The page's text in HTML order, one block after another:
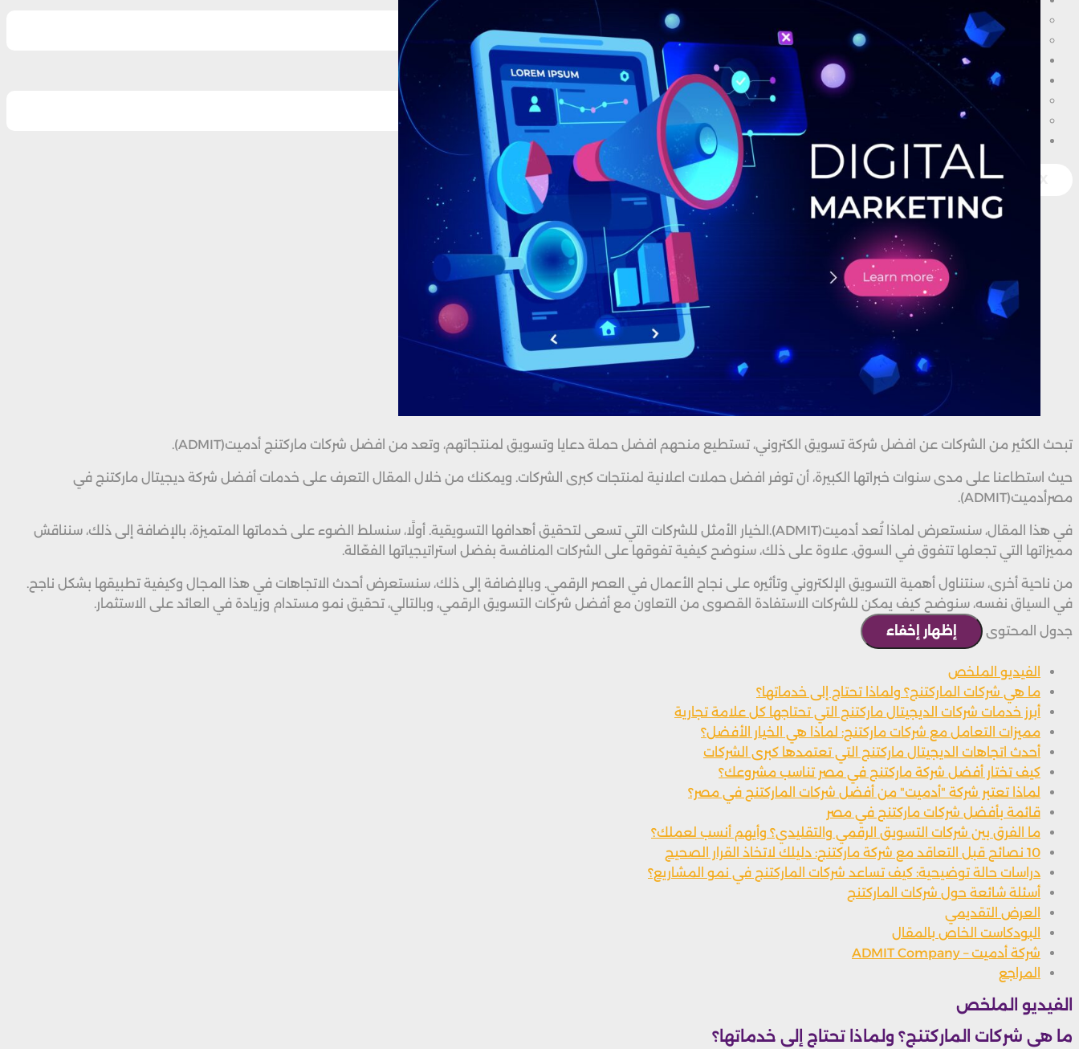
قصص النجاح
أعمالنا
فروعنا
مكتب المهندس ميدان الجيزة
مكتب المهندس مدينة طوخ
تواصل معنا
تبحث الكثير من الشركات عن افضل شركة تسويق الكتروني، تستطيع منحهم افضل حملة دعايا وتسويق لمنتجاتهم، وتعد من افضل شركات ماركتنج أدميت(ADMIT).
حيث استطاعنا على مدى سنوات خبراتها الكبيرة، أن توفر افضل حملات اعلانية لمنتجات كبرى الشركات. ويمكنك من خلال المقال التعرف على خدمات أفضل شركة ديجيتال ماركتنج في
مصرأدميت(ADMIT).
في هذا المقال، سنستعرض لماذا تُعد أدميت(ADMIT).الخيار الأمثل للشركات التي تسعى لتحقيق أهدافها التسويقية. أولًا، سنسلط الضوء على خدماتها المتميزة، بالإضافة إلى ذلك، سنناقش
مميزاتها التي تجعلها تتفوق في السوق. علاوة على ذلك، سنوضح كيفية تفوقها على الشركات المنافسة بفضل استراتيجياتها الفعّالة.
من ناحية أخرى، سنتناول أهمية التسويق الإلكتروني وتأثيره على نجاح الأعمال في العصر الرقمي. وبالإضافة إلى ذلك، سنستعرض أحدث الاتجاهات في هذا المجال وكيفية تطبيقها بشكل ناجح.
في السياق نفسه، سنوضح كيف يمكن للشركات الاستفادة القصوى من التعاون مع أفضل شركات التسويق الرقمي، وبالتالي، تحقيق نمو مستدام وزيادة في العائد على الاستثمار.
جدول المحتوى
إظهار إخفاء
الفيديو الملخص
ما هي شركات الماركتنج؟ ولماذا تحتاج إلى خدماتها؟
أبرز خدمات شركات الديجيتال ماركتنج التي تحتاجها كل علامة تجارية
مميزات التعامل مع شركات ماركتنج: لماذا هي الخيار الأفضل؟
أحدث اتجاهات الديجيتال ماركتنج التي تعتمدها كبرى الشركات
كيف تختار أفضل شركة ماركتنج في مصر تناسب مشروعك؟
لماذا تعتبر شركة "أدميت" من أفضل شركات الماركتنج في مصر؟
قائمة بأفضل شركات ماركتنج في مصر
ما الفرق بين شركات التسويق الرقمي والتقليدي؟ وأيهم أنسب لعملك؟
10 نصائح قبل التعاقد مع شركة ماركتنج: دليلك لاتخاذ القرار الصحيح
دراسات حالة توضيحية: كيف تساعد شركات الماركتنج في نمو المشاريع؟
أسئلة شائعة حول شركات الماركتنج
العرض التقديمي
البودكاست الخاص بالمقال
شركة أدميت – ADMIT Company
المراجع
الفيديو الملخص
ما هي شركات الماركتنج؟ ولماذا تحتاج إلى خدماتها؟